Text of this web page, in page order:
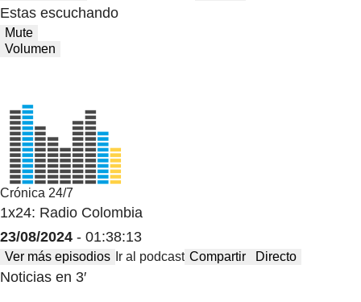
Estas escuchando
Mute
Volumen
Crónica 24/7
1x24: Radio Colombia
23/08/2024 - 01:38:13
Ver más episodios Ir al podcast Compartir Directo
Noticias en 3′